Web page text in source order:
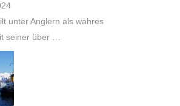
unter Anglern als wahres
seiner über …